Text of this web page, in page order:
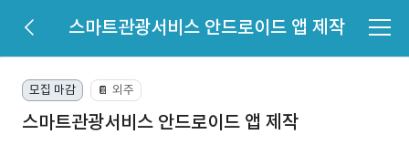
스마트관광서비스 안드로이드 앱 제작
모집 마감 📔 외주
스마트관광서비스 안드로이드 앱 제작